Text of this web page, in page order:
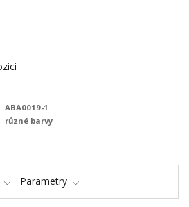
ABA0019-1
různé barvy
Parametry